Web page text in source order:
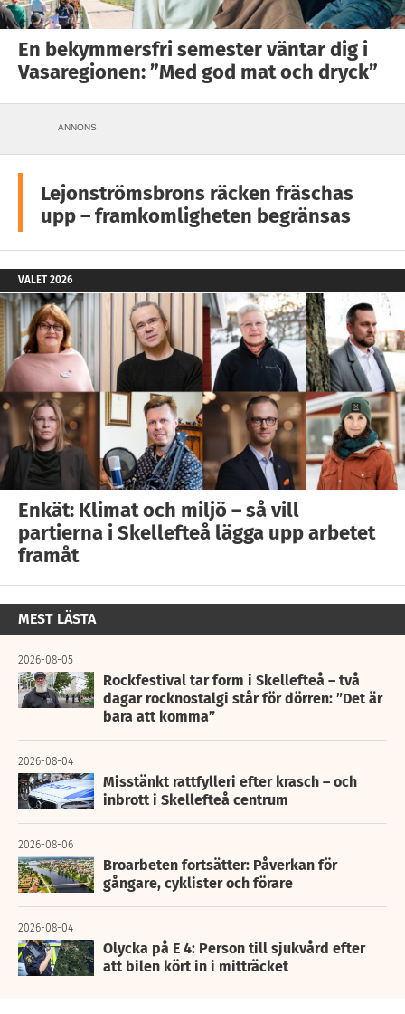
En bekymmersfri semester väntar dig i
Vasaregionen: ”Med god mat och dryck”
ANNONS
Lejonströmsbrons räcken fräschas
upp – framkomligheten begränsas
VALET 2026
Enkät: Klimat och miljö – så vill
partierna i Skellefteå lägga upp arbetet
framåt
MEST LÄSTA
2026-08-05
Rockfestival tar form i Skellefteå – två
dagar rocknostalgi står för dörren: ”Det är
bara att komma”
2026-08-04
Misstänkt rattfylleri efter krasch – och
inbrott i Skellefteå centrum
2026-08-06
Broarbeten fortsätter: Påverkan för
gångare, cyklister och förare
2026-08-04
Olycka på E 4: Person till sjukvård efter
att bilen kört in i mitträcket